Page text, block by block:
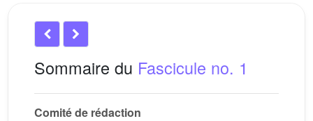
Sommaire du Fascicule no. 1
Comité de rédaction